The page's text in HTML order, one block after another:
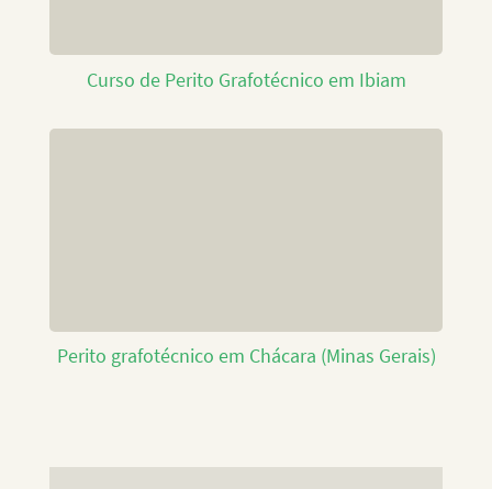
Curso de Perito Grafotécnico em Ibiam
Perito grafotécnico em Chácara (Minas Gerais)